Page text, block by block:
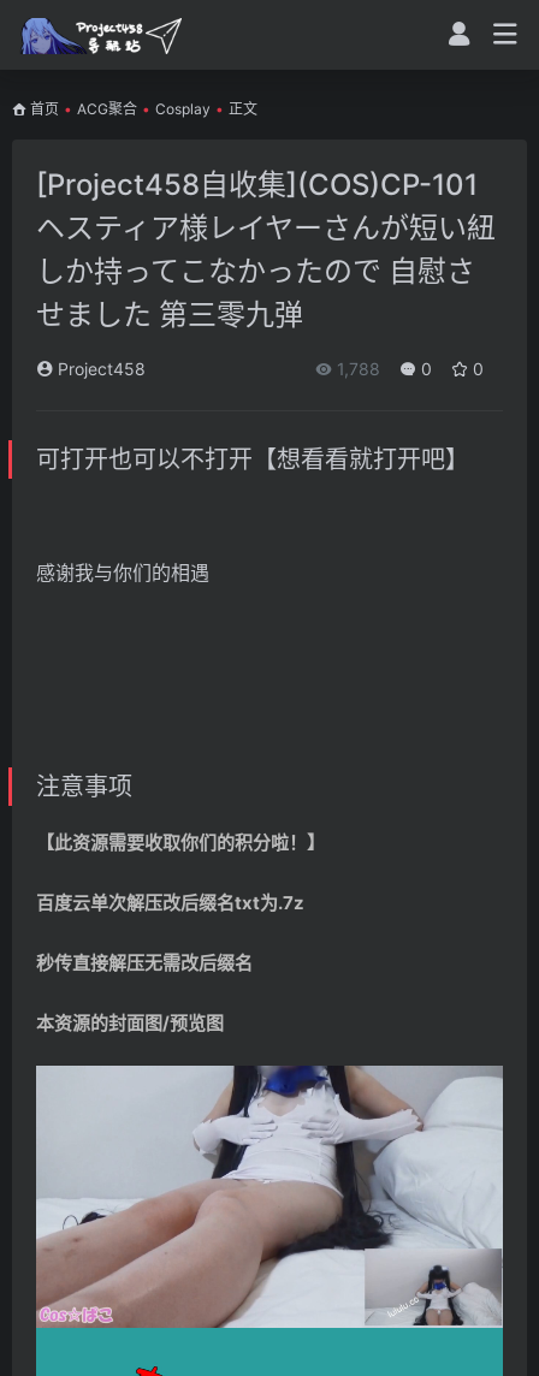
首页 • ACG聚合 • Cosplay • 正文
[Project458自收集](COS)CP-101
ヘスティア様レイヤーさんが短い紐
しか持ってこなかったので 自慰さ
せました 第三零九弹
Project458 1,788 0 0
可打开也可以不打开【想看看就打开吧】
感谢我与你们的相遇
注意事项
【此资源需要收取你们的积分啦！】
百度云单次解压改后缀名txt为.7z
秒传直接解压无需改后缀名
本资源的封面图/预览图